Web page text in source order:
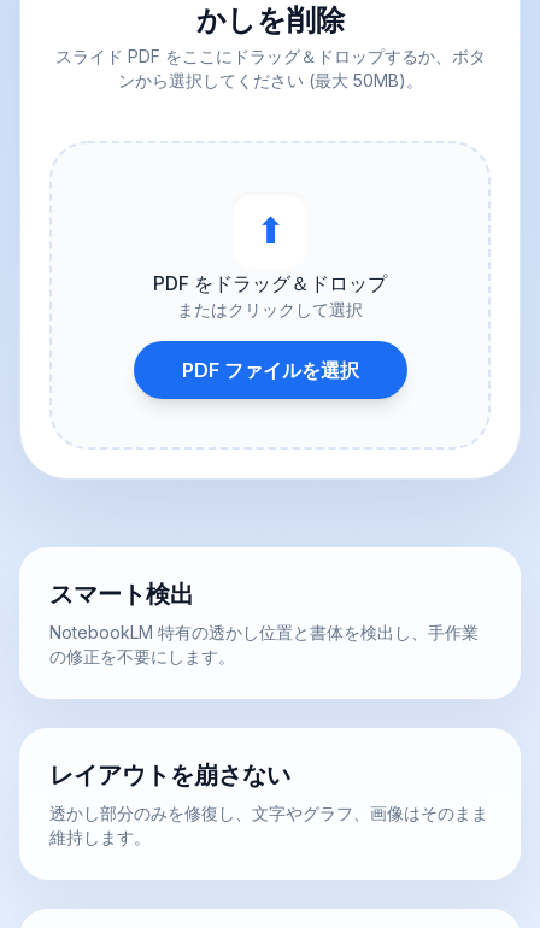
かしを削除
スライド PDF をここにドラッグ＆ドロップするか、ボタ
ンから選択してください (最大 50MB)。
⬆︎
PDF をドラッグ＆ドロップ
またはクリックして選択
PDF ファイルを選択
スマート検出
NotebookLM 特有の透かし位置と書体を検出し、手作業
の修正を不要にします。
レイアウトを崩さない
透かし部分のみを修復し、文字やグラフ、画像はそのまま
維持します。